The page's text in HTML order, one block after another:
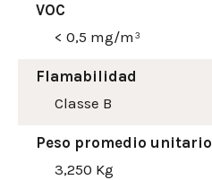
VOC
< 0,5 mg/m³
Flamabilidad
Classe B
Peso promedio unitario
3,250 Kg